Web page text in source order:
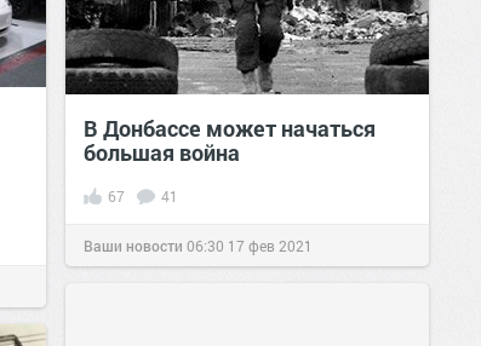
В Донбассе может начаться
большая война
67 41
Ваши новости 06:30 17 фев 2021